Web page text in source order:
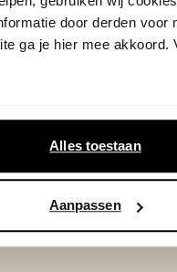
door derden voor
ga je hier mee akkoord.
Alles toestaan
Aanpassen